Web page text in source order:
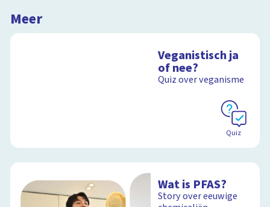
Meer
Veganistisch ja
of nee?
Quiz over veganisme
Quiz
Wat is PFAS?
Story over eeuwige